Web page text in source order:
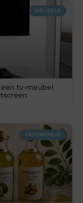
MEUBELS
tv-meubel
GEZONDHEID